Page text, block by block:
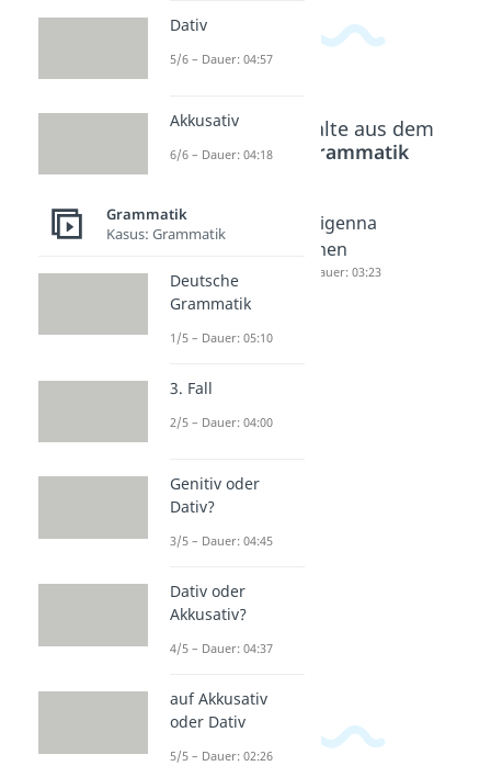
Beliebte Inhalte aus dem
Bereich
Grammatik
Semanti
Dauer: 05:23
Eigenna
men
Dauer: 03:23
Dativ
5/6 – Dauer: 04:57
Akkusativ
6/6 – Dauer: 04:18
Grammatik
Kasus: Grammatik
Deutsche
Grammatik
1/5 – Dauer: 05:10
3. Fall
2/5 – Dauer: 04:00
Genitiv oder
Dativ?
3/5 – Dauer: 04:45
Dativ oder
Akkusativ?
4/5 – Dauer: 04:37
auf Akkusativ
oder Dativ
5/5 – Dauer: 02:26